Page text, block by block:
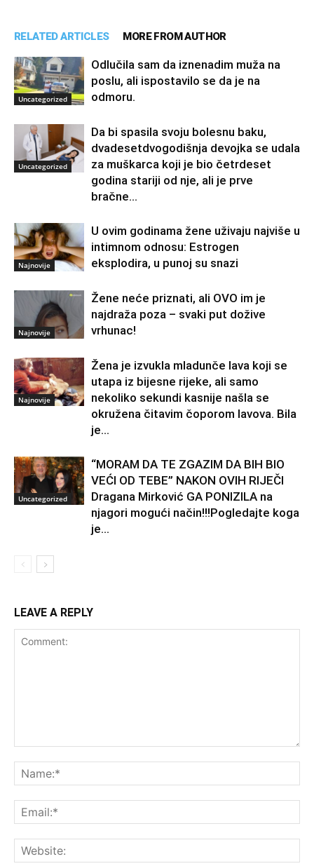
RELATED ARTICLES MORE FROM AUTHOR
Uncategorized
Odlučila sam da iznenadim muža na
poslu, ali ispostavilo se da je na
odmoru.
Uncategorized
Da bi spasila svoju bolesnu baku,
dvadesetdvogodišnja devojka se udala
za muškarca koji je bio četrdeset
godina stariji od nje, ali je prve
bračne...
Najnovije
U ovim godinama žene uživaju najviše u
intimnom odnosu: Estrogen
eksplodira, u punoj su snazi
Najnovije
Žene neće priznati, ali OVO im je
najdraža poza – svaki put dožive
vrhunac!
Najnovije
Žena je izvukla mladunče lava koji se
utapa iz bijesne rijeke, ali samo
nekoliko sekundi kasnije našla se
okružena čitavim čoporom lavova. Bila
je...
Uncategorized
“MORAM DA TE ZGAZIM DA BIH BIO
VEĆI OD TEBE” NAKON OVIH RIJEČI
Dragana Mirković GA PONIZILA na
njagori mogući način!!!Pogledajte koga
je...
LEAVE A REPLY